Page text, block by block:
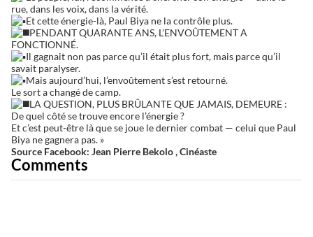
rue, dans les voix, dans la vérité.
Et cette énergie-là, Paul Biya ne la contrôle plus.
PENDANT QUARANTE ANS, L’ENVOÛTEMENT A
FONCTIONNÉ.
Il gagnait non pas parce qu’il était plus fort, mais parce qu’il
savait paralyser.
Mais aujourd’hui, l’envoûtement s’est retourné.
Le sort a changé de camp.
LA QUESTION, PLUS BRÛLANTE QUE JAMAIS, DEMEURE :
De quel côté se trouve encore l’énergie ?
Et c’est peut-être là que se joue le dernier combat — celui que Paul
Biya ne gagnera pas. »
Source Facebook: Jean Pierre Bekolo , Cinéaste
Comments